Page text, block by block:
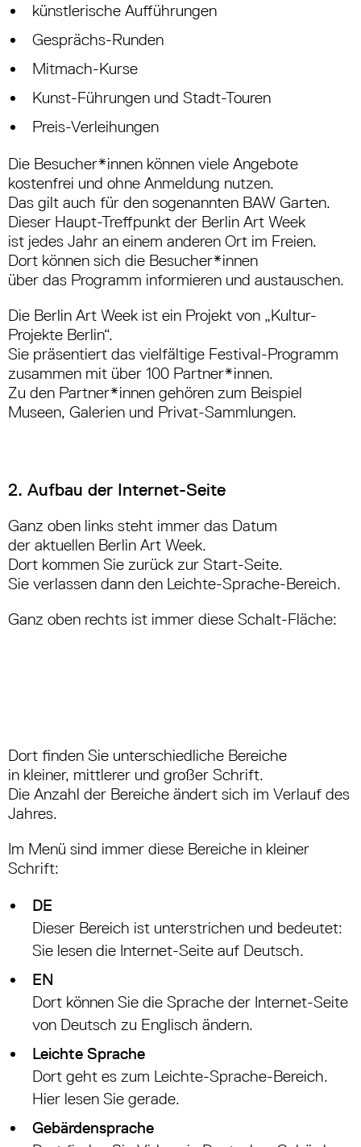
künstlerische Aufführungen
Gesprächs-Runden
Mitmach-Kurse
Kunst-Führungen und Stadt-Touren
Preis-Verleihungen
Die Besucher*innen können viele Angebote
kostenfrei und ohne Anmeldung nutzen.
Das gilt auch für den sogenannten BAW Garten.
Dieser Haupt-Treffpunkt der Berlin Art Week
ist jedes Jahr an einem anderen Ort im Freien.
Dort können sich die Besucher*innen
über das Programm informieren und austauschen.
Die Berlin Art Week ist ein Projekt von „Kultur-
Projekte Berlin“.
Sie präsentiert das vielfältige Festival-Programm
zusammen mit über 100 Partner*innen.
Zu den Partner*innen gehören zum Beispiel
Museen, Galerien und Privat-Sammlungen.
2. Aufbau der Internet-Seite
Ganz oben links steht immer das Datum
der aktuellen Berlin Art Week.
Dort kommen Sie zurück zur Start-Seite.
Sie verlassen dann den Leichte-Sprache-Bereich.
Ganz oben rechts ist immer diese Schalt-Fläche:
Dort finden Sie unterschiedliche Bereiche
in kleiner, mittlerer und großer Schrift.
Die Anzahl der Bereiche ändert sich im Verlauf des
Jahres.
Im Menü sind immer diese Bereiche in kleiner
Schrift:
DE
Dieser Bereich ist unterstrichen und bedeutet:
Sie lesen die Internet-Seite auf Deutsch.
EN
Dort können Sie die Sprache der Internet-Seite
von Deutsch zu Englisch ändern.
Leichte Sprache
Dort geht es zum Leichte-Sprache-Bereich.
Hier lesen Sie gerade.
Gebärdensprache